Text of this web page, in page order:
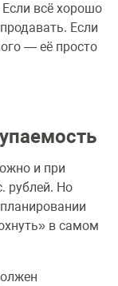
всё хорошо
Если
— её просто
и при
рублей. Но
в самом